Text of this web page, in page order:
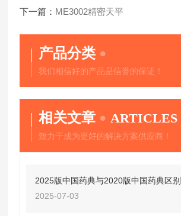
下一篇： ME3002精密天平
产品分类
我们相信好的产品是信誉的保证！
相关文章 ARTICLES
致力于成为更好的解决方案供应商！
2025版中国药典与2020版中国药典区别
2025-07-03